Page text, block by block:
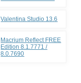
Valentina Studio 13.6
Macrium Reflect FREE
Edition 8.1.7771 /
8.0.7690